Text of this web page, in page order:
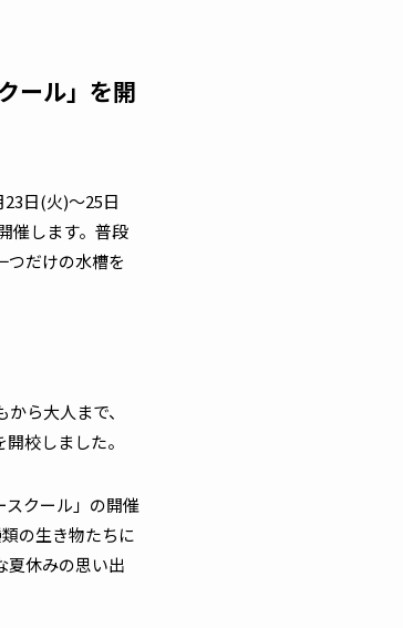
ール」を開
日(火)～25日
催します。普段
つだけの水槽を
ら大人まで、
校しました。
クール」の開催
の生き物たちに
夏休みの思い出